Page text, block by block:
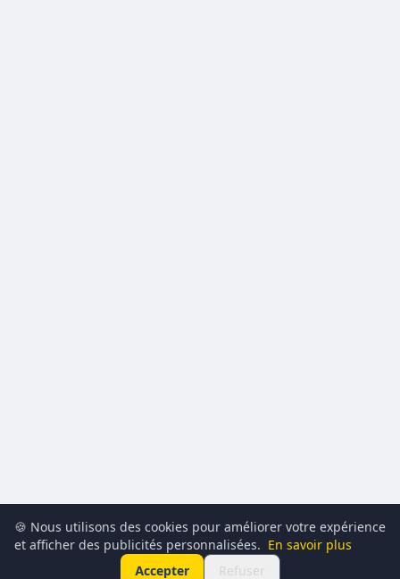
🍪 Nous utilisons des cookies pour améliorer votre expérience
et afficher des publicités personnalisées. En savoir plus
Accepter
Refuser